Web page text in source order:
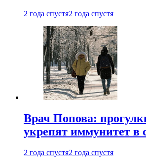
2 года спустя2 года спустя
Врач Попова:
укрепят иммунитет в
2 года спустя2 года спустя